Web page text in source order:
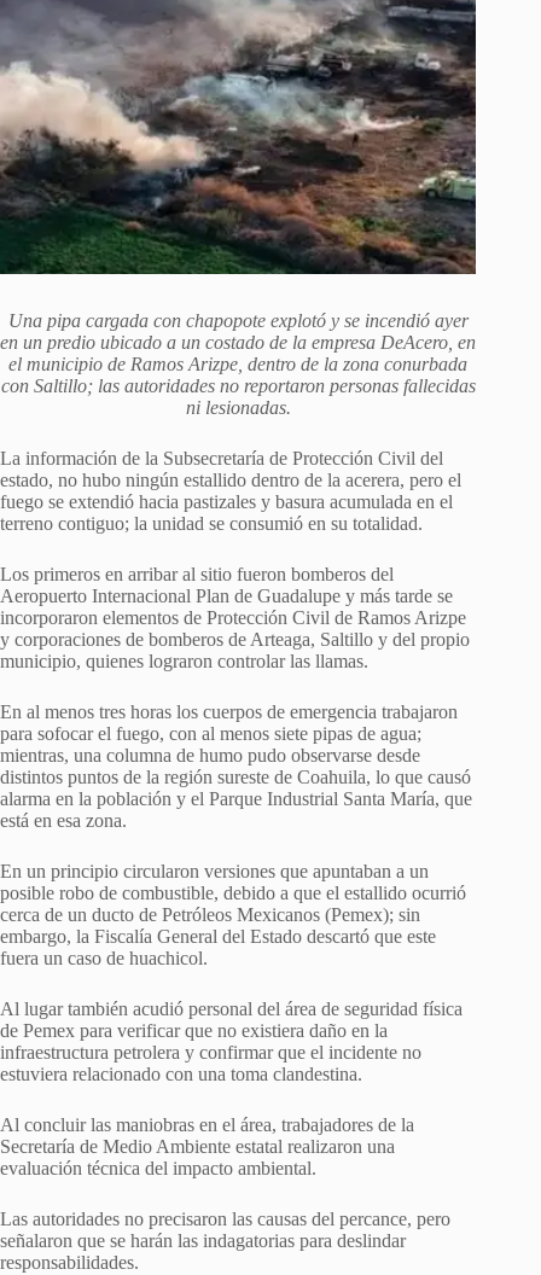
Una pipa cargada con chapopote explotó y se incendió ayer
en un predio ubicado a un costado de la empresa DeAcero, en
el municipio de Ramos Arizpe, dentro de la zona conurbada
con Saltillo; las autoridades no reportaron personas fallecidas
ni lesionadas.
La información de la Subsecretaría de Protección Civil del
estado, no hubo ningún estallido dentro de la acerera, pero el
fuego se extendió hacia pastizales y basura acumulada en el
terreno contiguo; la unidad se consumió en su totalidad.
Los primeros en arribar al sitio fueron bomberos del
Aeropuerto Internacional Plan de Guadalupe y más tarde se
incorporaron elementos de Protección Civil de Ramos Arizpe
y corporaciones de bomberos de Arteaga, Saltillo y del propio
municipio, quienes lograron controlar las llamas.
En al menos tres horas los cuerpos de emergencia trabajaron
para sofocar el fuego, con al menos siete pipas de agua;
mientras, una columna de humo pudo observarse desde
distintos puntos de la región sureste de Coahuila, lo que causó
alarma en la población y el Parque Industrial Santa María, que
está en esa zona.
En un principio circularon versiones que apuntaban a un
posible robo de combustible, debido a que el estallido ocurrió
cerca de un ducto de Petróleos Mexicanos (Pemex); sin
embargo, la Fiscalía General del Estado descartó que este
fuera un caso de huachicol.
Al lugar también acudió personal del área de seguridad física
de Pemex para verificar que no existiera daño en la
infraestructura petrolera y confirmar que el incidente no
estuviera relacionado con una toma clandestina.
Al concluir las maniobras en el área, trabajadores de la
Secretaría de Medio Ambiente estatal realizaron una
evaluación técnica del impacto ambiental.
Las autoridades no precisaron las causas del percance, pero
señalaron que se harán las indagatorias para deslindar
responsabilidades.